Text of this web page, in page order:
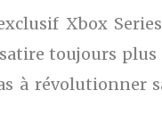
Xbox
toujours
à révolutionner